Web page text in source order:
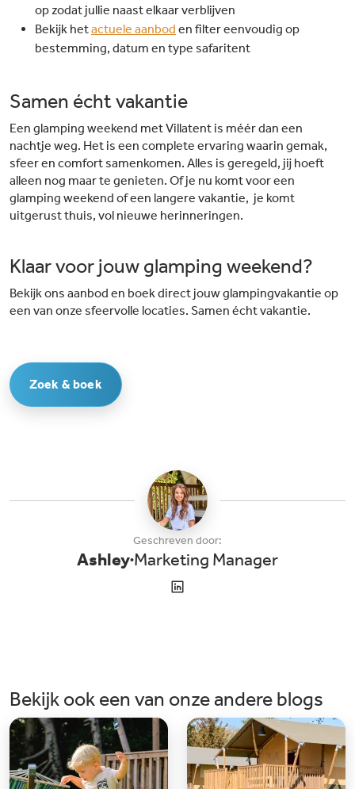
op zodat jullie naast elkaar verblijven
Bekijk hetactuele aanbod en filter eenvoudig op
bestemming, datum en type safaritent
Samen écht vakantie
Een glamping weekend met Villatent is méér dan een
nachtje weg. Het is een complete ervaring waarin gemak,
sfeer en comfort samenkomen. Alles is geregeld, jij hoeft
alleen nog maar te genieten. Of je nu komt voor een
glamping weekend of een langere vakantie, je komt
uitgerust thuis, vol nieuwe herinneringen.
Klaar voor jouw glamping weekend?
Bekijk ons aanbod en boek direct jouw glampingvakantie op
een van onze sfeervolle locaties. Samen écht vakantie.
Zoek & boek
Geschreven door:
Ashley Marketing Manager
Bekijk ook een van onze andere blogs